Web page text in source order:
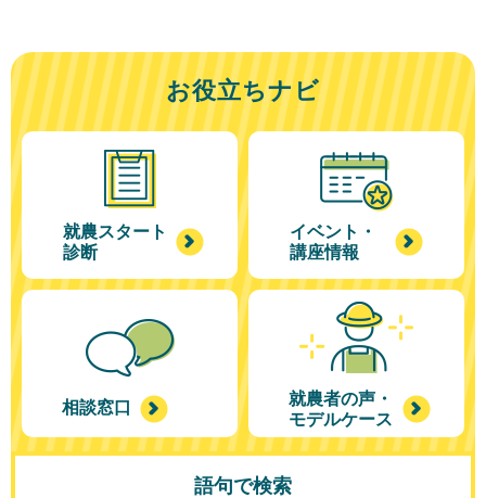
フ
お役立ちナビ
就農スタート
診断
イベント・
講座情報
相談窓口
就農者の声・
モデルケース
語句で検索